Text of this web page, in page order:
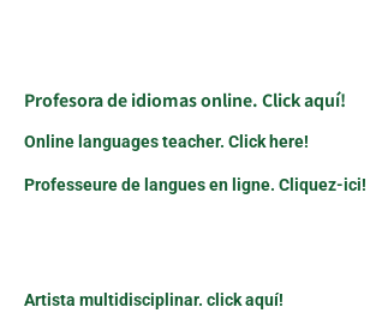
Profesora de idiomas online. Click aquí!
Online languages teacher. Click here!
Professeure de langues en ligne. Cliquez-ici!
Artista multidisciplinar. click aquí!